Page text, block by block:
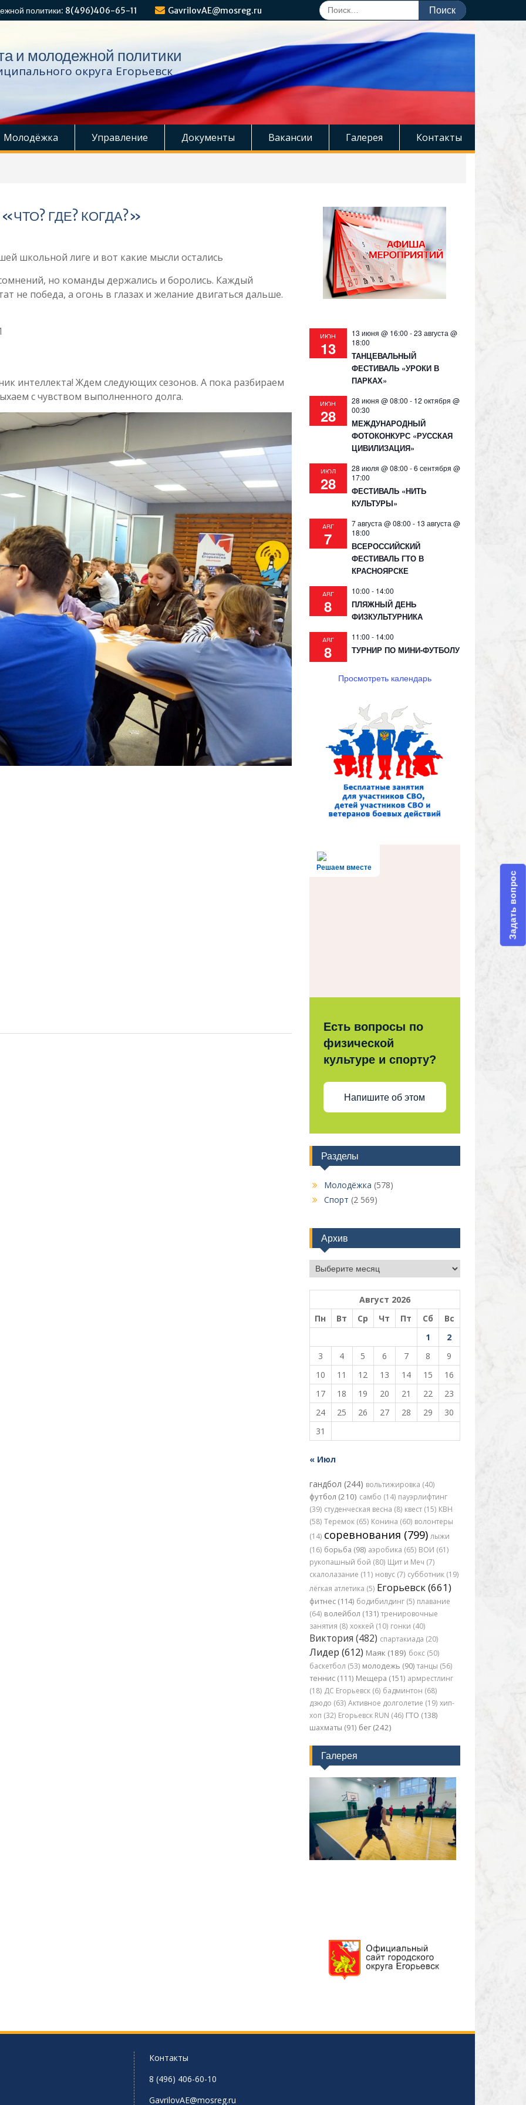
политики: 8(496)406-65-11 GavrilovAE@mosreg.ru
Поиск
по:
и молодежной политики
округа Егорьевск
Молодёжка Управление Документы Вакансии Галерея Контакты
ГДЕ? КОГДА?»
школьной лиге и вот какие мысли остались
но команды держались и боролись. Каждый
не победа, а огонь в глазах и желание двигаться дальше.
интеллекта! Ждем следующих сезонов. А пока разбираем
с чувством выполненного долга.
ИЮН
13
13 июня @ 16:00 -23 августа @
18:00
ТАНЦЕВАЛЬНЫЙ
ФЕСТИВАЛЬ «УРОКИ В
ПАРКАХ»
ИЮН
28
28 июня @ 08:00 - 12 октября @
00:30
МЕЖДУНАРОДНЫЙ
ФОТОКОНКУРС «РУССКАЯ
ЦИВИЛИЗАЦИЯ»
ИЮЛ
28
28 июля @ 08:00 -6 сентября @
17:00
ФЕСТИВАЛЬ «НИТЬ
КУЛЬТУРЫ»
АВГ
7
7 августа @ 08:00 - 13 августа @
18:00
ВСЕРОССИЙСКИЙ
ФЕСТИВАЛЬ ГТО В
КРАСНОЯРСКЕ
АВГ
8
10:00 - 14:00
ПЛЯЖНЫЙ ДЕНЬ
ФИЗКУЛЬТУРНИКА
АВГ
8
11:00 - 14:00
ТУРНИР ПО МИНИ-ФУТБОЛУ
Просмотреть календарь
Решаем вместе
Есть вопросы по
физической
культуре и спорту?
Напишите об этом
Разделы
Молодёжка (578)
Спорт (2 569)
Архив
Архив
Август 2026
Пн
Вт Ср Чт Пт Сб
Вс
1
2
3
4 5 6 7 8
9
10
11 12 13 14 15
16
17
18 19 20 21 22
23
24
25 26 27 28 29
30
31
« Июл
гандбол (244) вольтижировка (40)
футбол (210) самбо (14) пауэрлифтинг
(39) студенческая весна (8) квест (15) КВН
(58) Теремок (65) Конина (60) волонтеры
(14) соревнования (799) лыжи
(16) борьба (98) аэробика (65) ВОИ (61)
рукопашный бой (80) Щит и Меч (7)
скалолазание (11) новус (7) субботник (19)
лёгкая атлетика (5) Егорьевск (661)
фитнес (114) бодибилдинг (5) плавание
(64) волейбол (131) тренировочные
занятия (8) хоккей (10) гонки (40)
Виктория (482) спартакиада (20)
Лидер (612) Маяк (189) бокс (50)
баскетбол (53) молодежь (90) танцы (56)
теннис (111) Мещера (151) армрестлинг
(18) ДС Егорьевск (6) бадминтон (68)
дзюдо (63) Активное долголетие (19) хип-
хоп (32) Егорьевск RUN (46) ГТО (138)
шахматы (91) бег (242)
Галерея
Контакты
8 (496) 406-60-10
GavrilovAE@mosreg.ru
Задать вопрос